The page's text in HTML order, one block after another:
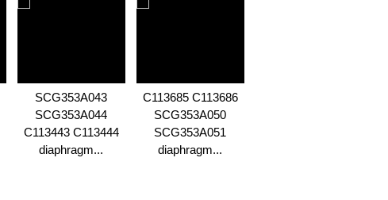
SCG353A043
SCG353A044
C113443 C113444
diaphragm...
C113685 C113686
SCG353A050
SCG353A051
diaphragm...